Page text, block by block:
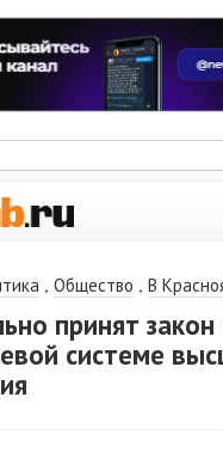
, Общество , В
принят закон
системе